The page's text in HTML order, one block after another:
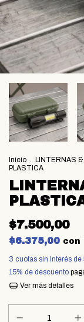
Inicio . LINTERNAS
PLASTICA
$7.500,00
$6.375,00 con
3 cuotas sin interés de
15% de descuento
Ver más detalles